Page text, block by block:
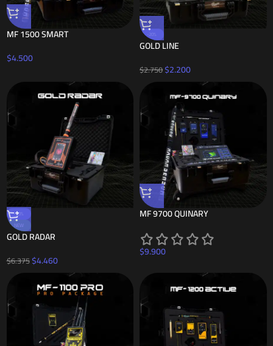
MF 1500 SMART
$4.500
-20%
GOLD LINE
$2.750$2.200
-30%
NEW
GOLD RADAR
$6.375$4.460
MF 9700 QUINARY
$9.900